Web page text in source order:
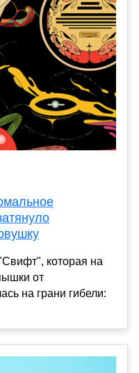
которая на
от
на грани гибели: